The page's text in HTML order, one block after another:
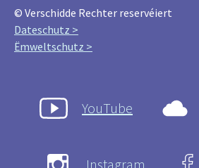
© Verschidde Rechter reservéiert
Dateschutz >
Ëmweltschutz >
YouTube
Instagram